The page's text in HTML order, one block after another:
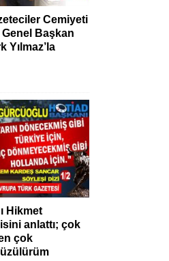
Cemiyeti
Başkan
Yılmaz’la
Hikmet
anlattı; çok
çok